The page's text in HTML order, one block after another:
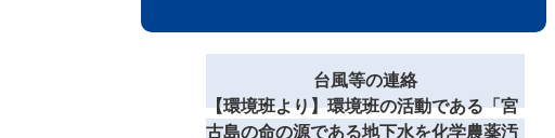
台風等の連絡
【環境班より】環境班の活動である「宮
古島の命の源である地下水を化学農薬汚